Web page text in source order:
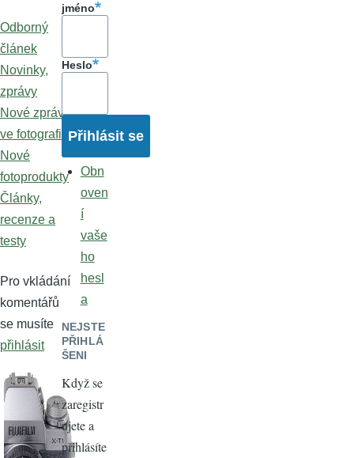
Odborný
článek
Novinky,
zprávy
Nové zprávy
ve fotografii
Nové
fotoprodukty
Články,
recenze a
testy
Pro vkládání
komentářů
se musíte
přihlásit
jméno
Heslo
Obn
oven
í
vaše
ho
hesl
a
NEJSTE
PŘIHLÁ
ŠENI
Když se
zaregistr
ujete a
přihlásíte